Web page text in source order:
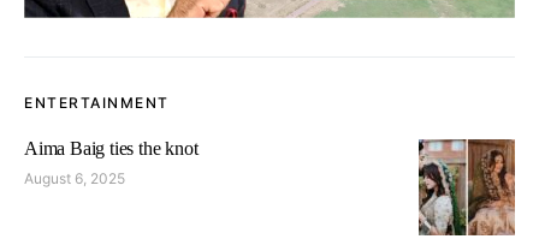
ENTERTAINMENT
Aima Baig ties the knot
August 6, 2025